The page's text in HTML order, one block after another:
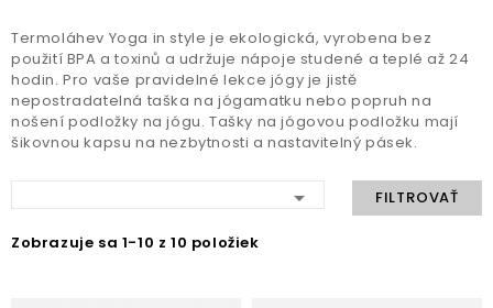
Termoláhev Yoga in style je ekologická, vyrobena bez
použití BPA a toxinů a udržuje nápoje studené a teplé až 24
hodin. Pro vaše pravidelné lekce jógy je jistě
nepostradatelná taška na jógamatku nebo popruh na
nošení podložky na jógu. Tašky na jógovou podložku mají
šikovnou kapsu na nezbytnosti a nastavitelný pásek.
 FILTROVAŤ
Zobrazuje sa 1-10 z 10 položiek